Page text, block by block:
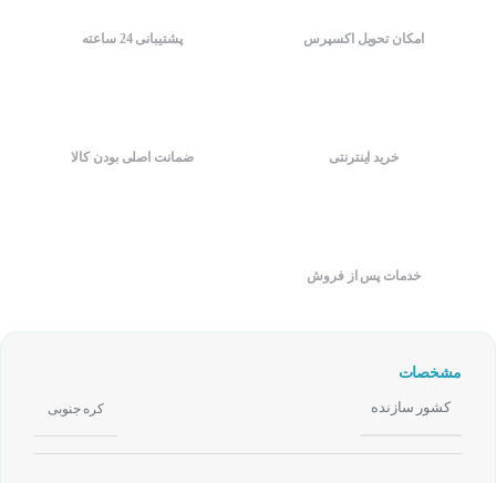
امکان تحویل اکسپرس پشتیبانی 24 ساعته
خرید اینترنتی ضمانت اصلی بودن کالا
خدمات پس از فروش
مشخصات
کشور سازنده کره جنوبی